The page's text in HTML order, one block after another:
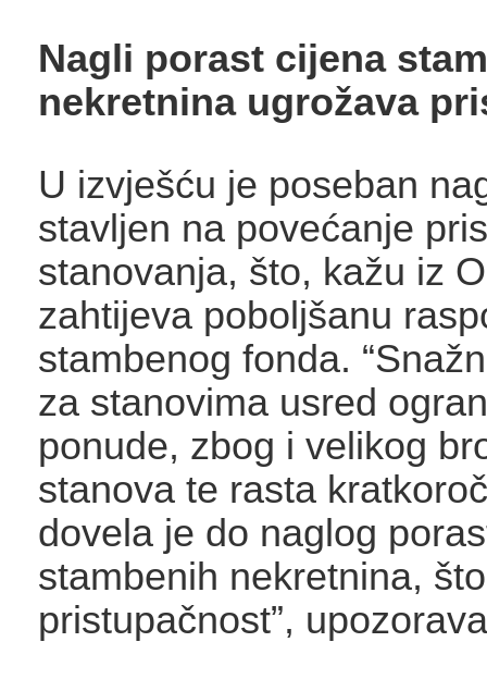
Nagli porast cijena
nekretnina ugrožava
U izvješću je poseban
stavljen na povećanje
stanovanja, što, kažu iz
zahtijeva poboljšanu
stambenog fonda.
za stanovima usred
ponude, zbog i velikog
stanova te rasta
dovela je do naglog
stambenih nekretnina,
pristupačnost”,